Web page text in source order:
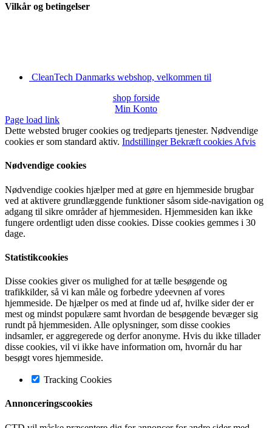
Vilkår og betingelser
CleanTech Danmarks webshop, velkommen til
shop forside
Min Konto
Page load link
Dette websted bruger cookies og tredjeparts tjenester. Nødvendige
cookies er som standard aktiv. IndstillingerBekræft cookies Afvis
Nødvendige cookies
Nødvendige cookies hjælper med at gøre en hjemmeside brugbar
ved at aktivere grundlæggende funktioner såsom side-navigation og
adgang til sikre områder af hjemmesiden. Hjemmesiden kan ikke
fungere ordentligt uden disse cookies. Disse cookies gemmes i 30
dage.
Statistikcookies
Disse cookies giver os mulighed for at tælle besøgende og
trafikkilder, så vi kan måle og forbedre ydeevnen af vores
hjemmeside. De hjælper os med at finde ud af, hvilke sider der er
mest og mindst populære samt hvordan de besøgende bevæger sig
rundt på hjemmesiden. Alle oplysninger, som disse cookies
indsamler, er aggregerede og derfor anonyme. Hvis du ikke tillader
disse cookies, vil vi ikke have information om, hvornår du har
besøgt vores hjemmeside.
Tracking Cookies
Annonceringscookies